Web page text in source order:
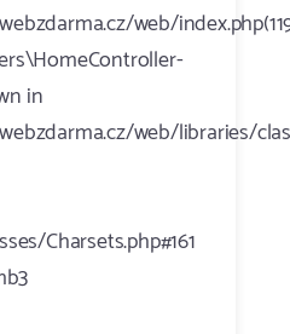
web/
in
web/libraries/
Charsets.php#161